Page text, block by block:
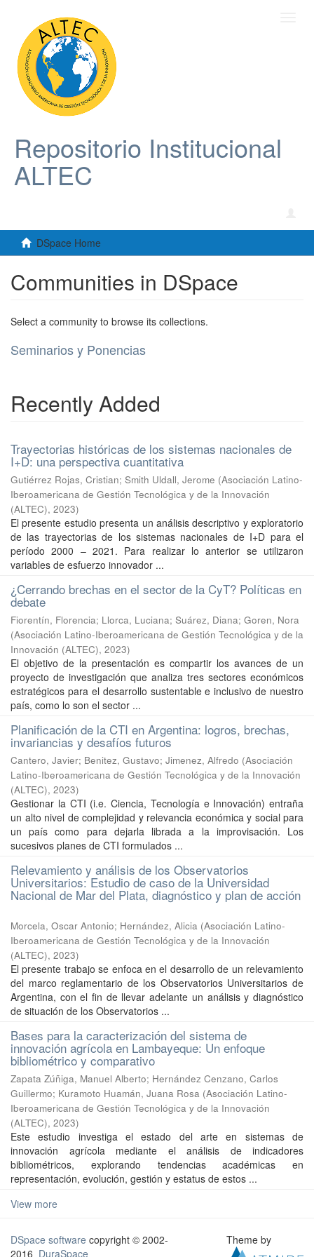
Repositorio Institucional
ALTEC
DSpace Home
Communities in DSpace
Select a community to browse its collections.
Seminarios y Ponencias
Recently Added
Trayectorias históricas de los sistemas nacionales de
I+D: una perspectiva cuantitativa
Gutiérrez Rojas, Cristian; Smith Uldall, Jerome (Asociación Latino-
Iberoamericana de Gestión Tecnológica y de la Innovación
(ALTEC), 2023)
El presente estudio presenta un análisis descriptivo y exploratorio
de las trayectorias de los sistemas nacionales de I+D para el
período 2000 – 2021. Para realizar lo anterior se utilizaron
variables de esfuerzo innovador ...
¿Cerrando brechas en el sector de la CyT? Políticas en
debate
Fiorentín, Florencia; Llorca, Luciana; Suárez, Diana; Goren, Nora
(Asociación Latino-Iberoamericana de Gestión Tecnológica y de la
Innovación (ALTEC), 2023)
El objetivo de la presentación es compartir los avances de un
proyecto de investigación que analiza tres sectores económicos
estratégicos para el desarrollo sustentable e inclusivo de nuestro
país, como lo son el sector ...
Planificación de la CTI en Argentina: logros, brechas,
invariancias y desafíos futuros
Cantero, Javier; Benitez, Gustavo; Jimenez, Alfredo (Asociación
Latino-Iberoamericana de Gestión Tecnológica y de la Innovación
(ALTEC), 2023)
Gestionar la CTI (i.e. Ciencia, Tecnología e Innovación) entraña
un alto nivel de complejidad y relevancia económica y social para
un país como para dejarla librada a la improvisación. Los
sucesivos planes de CTI formulados ...
Relevamiento y análisis de los Observatorios
Universitarios: Estudio de caso de la Universidad
Nacional de Mar del Plata, diagnóstico y plan de acción
Morcela, Oscar Antonio; Hernández, Alicia (Asociación Latino-
Iberoamericana de Gestión Tecnológica y de la Innovación
(ALTEC), 2023)
El presente trabajo se enfoca en el desarrollo de un relevamiento
del marco reglamentario de los Observatorios Universitarios de
Argentina, con el fin de llevar adelante un análisis y diagnóstico
de situación de los Observatorios ...
Bases para la caracterización del sistema de
innovación agrícola en Lambayeque: Un enfoque
bibliométrico y comparativo
Zapata Zúñiga, Manuel Alberto; Hernández Cenzano, Carlos
Guillermo; Kuramoto Huamán, Juana Rosa (Asociación Latino-
Iberoamericana de Gestión Tecnológica y de la Innovación
(ALTEC), 2023)
Este estudio investiga el estado del arte en sistemas de
innovación agrícola mediante el análisis de indicadores
bibliométricos, explorando tendencias académicas en
representación, evolución, gestión y estatus de estos ...
View more
DSpace software copyright © 2002-
2016 DuraSpace
Theme by